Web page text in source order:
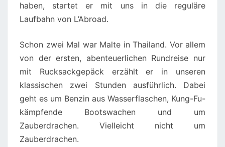
haben, startet er mit uns in die reguläre
Laufbahn von L’Abroad.
Schon zwei Mal war Malte in Thailand. Vor allem
von der ersten, abenteuerlichen Rundreise nur
mit Rucksackgepäck erzählt er in unseren
klassischen zwei Stunden ausführlich. Dabei
geht es um Benzin aus Wasserflaschen, Kung-Fu-
kämpfende Bootswachen und um
Zauberdrachen. Vielleicht nicht um
Zauberdrachen.